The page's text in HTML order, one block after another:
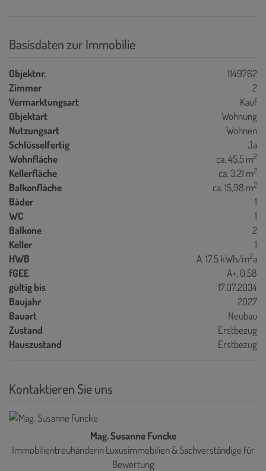
Basisdaten zur Immobilie
Objektnr.
1149762
Zimmer
2
Vermarktungsart
Kauf
Objektart
Wohnung
Nutzungsart
Wohnen
Schlüsselfertig
Ja
Wohnfläche
ca. 45,5 m2
Kellerfläche ca. 3,21 m2
Balkonfläche ca. 15,98 m2
Bäder
1
WC
1
Balkone
2
Keller
1
HWB
A, 17.5 kWh/m2a
fGEE
A+, 0,58
gültig bis
17.07.2034
Baujahr
2027
Bauart
Neubau
Zustand
Erstbezug
Hauszustand
Erstbezug
Kontaktieren Sie uns
Mag. Susanne Funcke
Immobilientreuhänderin Luxusimmobilien & Sachverständige für
Bewertung